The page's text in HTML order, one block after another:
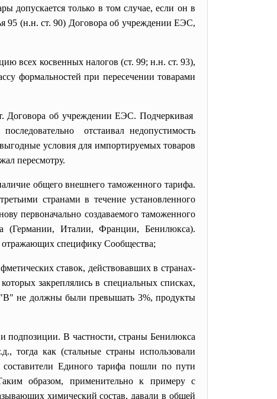
допускается только в том случае, если он в
95 (н.н. ст. 90) Договора об учреждении ЕЭС,
всех косвенных налогов (ст. 99; н.н. ст. 93),
формальностей при пересечении товарами
Договора об учреждении ЕЭС. Подчеркивая
отстаивал недопустимость
условия для импортируемых товаров
пересмотру.
общего внешнего таможенного тарифа.
странами в течение установленного
первоначально создаваемого таможенного
(Германии, Италии, Франции, Бенилюкса).
отражающих специфику Сообщества;
ставок, действовавших в странах-
закреплялись в специальных списках,
не должны были превышать 3%, продукты
подпозиции. В частности, страны Бенилюкса
тогда как (стальные страны использовали
Единого тарифа пошли по пути
образом, применительно к примеру с
химический состав, давали в общей